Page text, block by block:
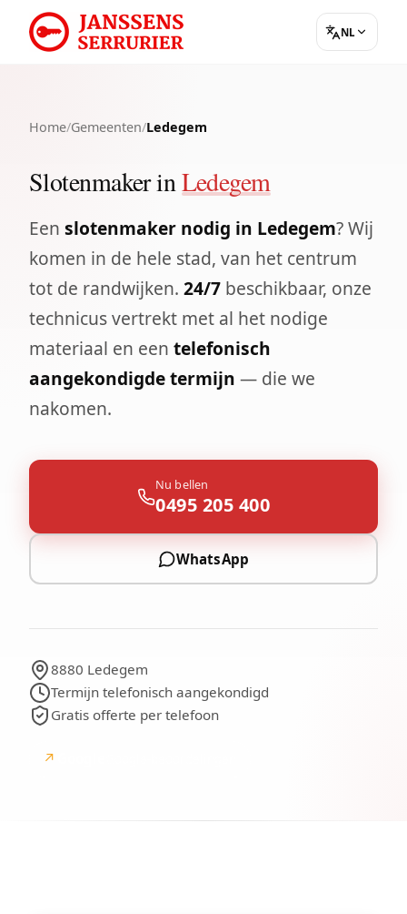
NL
Home/Gemeenten/Ledegem
Slotenmaker inLedegem
Een slotenmaker nodig in Ledegem? Wij
komen in de hele stad, van het centrum
tot de randwijken. 24/7 beschikbaar, onze
technicus vertrekt met al het nodige
materiaal en een telefonisch
aangekondigde termijn — die we
nakomen.
Nu bellen
0495 205 400
WhatsApp
8880 Ledegem
Termijn telefonisch aangekondigd
Gratis offerte per telefoon
↗